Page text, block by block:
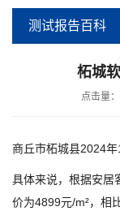
测试报告百科
柘城
点击量：
商丘市柘城县2024年
具体来说，根据安居
价为4899元/m²，相